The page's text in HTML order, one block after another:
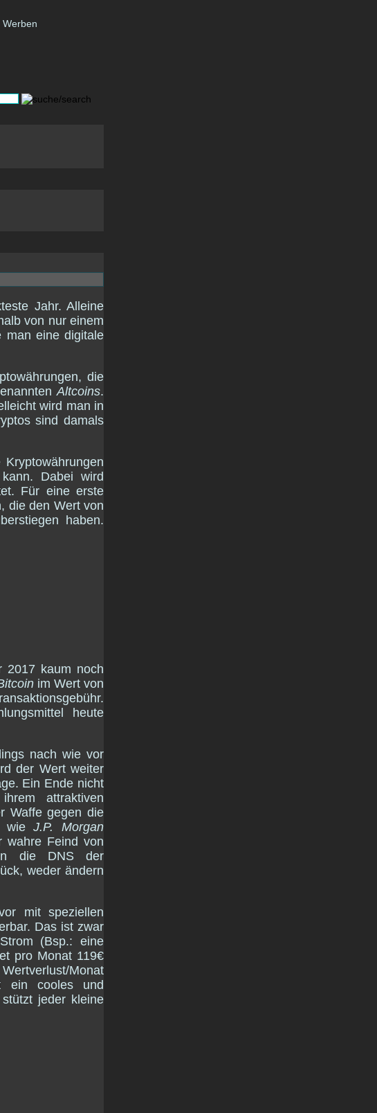
Werben
Jahr. Alleine
von nur einem
man eine digitale
die
Altcoins.
wird man in
sind damals
Dabei wird
Für eine erste
die den Wert von
haben.
2017 kaum noch
im Wert von
heute
nach wie vor
der Wert weiter
Ein Ende nicht
attraktiven
Waffe gegen die
wieJ.P. Morgan
wahre Feind von
die DNS der
weder ändern
mit speziellen
Das ist zwar
(Bsp.: eine
pro Monat 119€
Monat
ein cooles und
jeder kleine